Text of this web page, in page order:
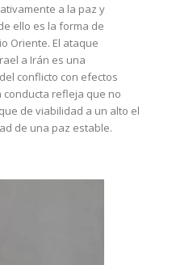
a la paz y
ello es la forma de
Oriente. El ataque
a Irán es una
conflicto con efectos
conducta refleja que no
de viabilidad a un alto el
de una paz estable.